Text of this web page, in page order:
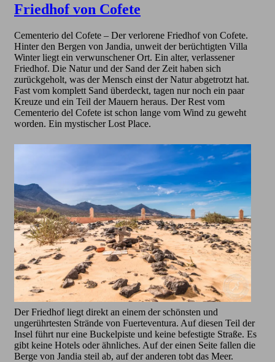
Friedhof von Cofete
Cementerio del Cofete – Der verlorene Friedhof von Cofete.
Hinter den Bergen von Jandia, unweit der berüchtigten Villa
Winter liegt ein verwunschener Ort. Ein alter, verlassener
Friedhof. Die Natur und der Sand der Zeit haben sich
zurückgeholt, was der Mensch einst der Natur abgetrotzt hat.
Fast vom komplett Sand überdeckt, tagen nur noch ein paar
Kreuze und ein Teil der Mauern heraus. Der Rest vom
Cementerio del Cofete ist schon lange vom Wind zu geweht
worden. Ein mystischer Lost Place.
Der Friedhof liegt direkt an einem der schönsten und
ungerührtesten Strände von Fuerteventura. Auf diesen Teil der
Insel führt nur eine Buckelpiste und keine befestigte Straße. Es
gibt keine Hotels oder ähnliches. Auf der einen Seite fallen die
Berge von Jandia steil ab, auf der anderen tobt das Meer.